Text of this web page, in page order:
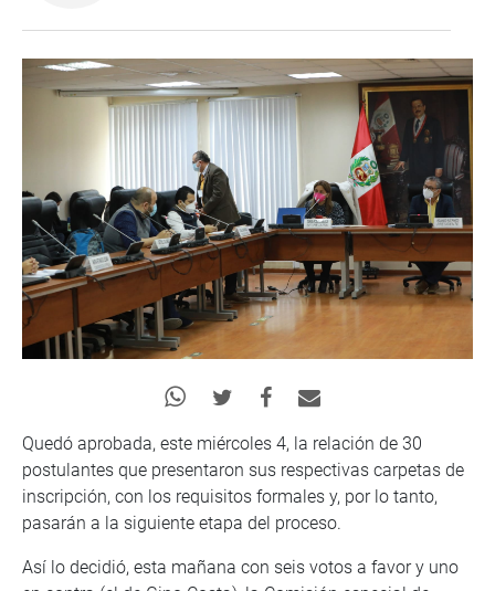
Quedó aprobada, este miércoles 4, la relación de 30
postulantes que presentaron sus respectivas carpetas de
inscripción, con los requisitos formales y, por lo tanto,
pasarán a la siguiente etapa del proceso.
Así lo decidió, esta mañana con seis votos a favor y uno